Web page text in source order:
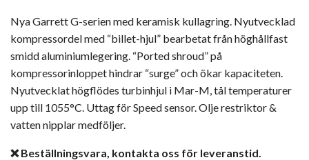
Nya Garrett G-serien med keramisk kullagring. Nyutvecklad
kompressordel med “billet-hjul” bearbetat från höghållfast
smidd aluminiumlegering. “Ported shroud” på
kompressorinloppet hindrar “surge” och ökar kapaciteten.
Nyutvecklat högflödes turbinhjul i Mar-M, tål temperaturer
upp till 1055°C. Uttag för Speed sensor. Olje restriktor &
vatten nipplar medföljer.
❌Beställningsvara, kontakta oss för leveranstid.